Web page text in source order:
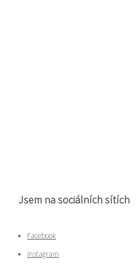
Jsem na sociálních sítích
Facebook
Instagram